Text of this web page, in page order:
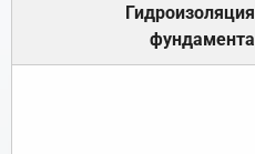
Гидроизоляция
фундамента